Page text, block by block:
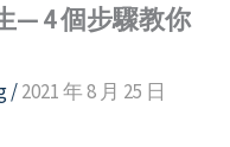
— 4 個步驟教你
/2021 年 8 月 25 日